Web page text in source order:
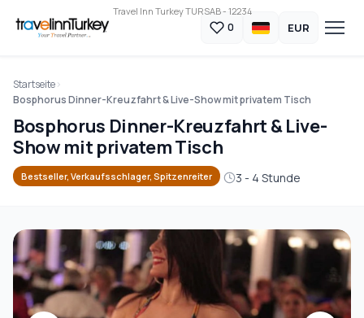
Travel Inn Turkey TURSAB - 12234
0 EUR
Startseite
Bosphorus Dinner-Kreuzfahrt & Live-Show mit privatem Tisch
Bosphorus Dinner-Kreuzfahrt & Live-
Show mit privatem Tisch
Bestseller, Verkaufsschlager, Spitzenreiter 3 - 4 Stunde